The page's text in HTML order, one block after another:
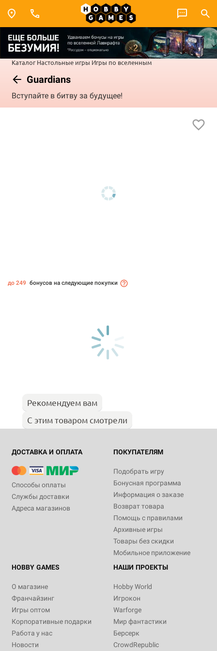
Каталог Настольные игры Игры по вселенным
Guardians
Вступайте в битву за будущее!
до 249 бонусов на следующие покупки
Рекомендуем вам
С этим товаром смотрели
ДОСТАВКА И ОПЛАТА
Способы оплаты
Службы доставки
Адреса магазинов
ПОКУПАТЕЛЯМ
Подобрать игру
Бонусная программа
Информация о заказе
Возврат товара
Помощь с правилами
Архивные игры
Товары без скидки
Мобильное приложение
HOBBY GAMES
О магазине
Франчайзинг
Игры оптом
Корпоративные подарки
Работа у нас
Новости
НАШИ ПРОЕКТЫ
Hobby World
Игрокон
Warforge
Мир фантастики
Берсерк
CrowdRepublic